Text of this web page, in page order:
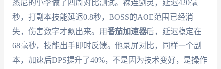
悉尼的小李做了四周对比测试。裸连剑灵，延迟420毫
秒，打副本技能延迟0.8秒，BOSS的AOE范围已经消
失，伤害数字才飘出来。用番茄加速器后，延迟稳定在
68毫秒，技能出手即时反馈。他录屏对比，同样一个副
本，加速后DPS提升了40%，不是因为技术变好，是操作